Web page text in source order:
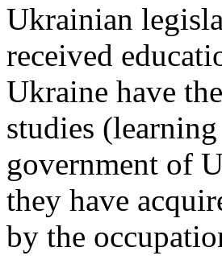
Ukrainian
received
Ukraine have
studies
government of
they have
by the